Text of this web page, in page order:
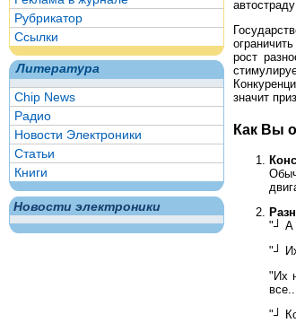
Рубрикатор
Ссылки
Литература
Chip News
Радио
Новости Электроники
Статьи
Книги
Новости электроники
рост
значит
Как Вы
"┘ А
"┘
"Их
"┘